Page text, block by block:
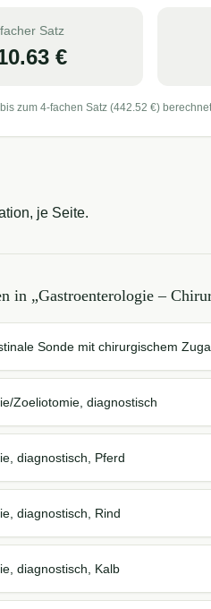
Satz
€
zum 4-fachen Satz (442.52 €)
je Seite.
in „Gastroenterologie –
Sonde mit chirurgischem
Zoeliotomie, diagnostisch
diagnostisch, Pferd
diagnostisch, Rind
diagnostisch, Kalb